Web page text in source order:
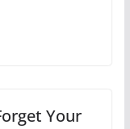
Your